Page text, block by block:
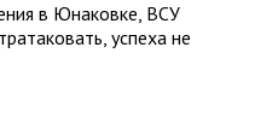
в Юнаковке, ВСУ
успеха не